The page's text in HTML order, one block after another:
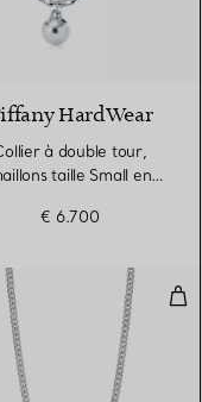
3 Matériaux
HardWear
à double tour,
taille Small en
€ 6.700
or jaune 18 carats